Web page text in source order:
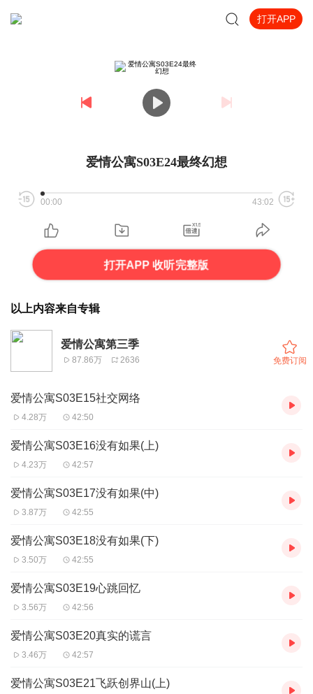
打开APP
爱情公寓S03E24最终幻想
00:00 43:02
打开APP 收听完整版
以上内容来自专辑
爱情公寓第三季
87.86万 2636 免费订阅
爱情公寓S03E15社交网络
4.28万 42:50
爱情公寓S03E16没有如果(上)
4.23万 42:57
爱情公寓S03E17没有如果(中)
3.87万 42:55
爱情公寓S03E18没有如果(下)
3.50万 42:55
爱情公寓S03E19心跳回忆
3.56万 42:56
爱情公寓S03E20真实的谎言
3.46万 42:57
爱情公寓S03E21飞跃创界山(上)